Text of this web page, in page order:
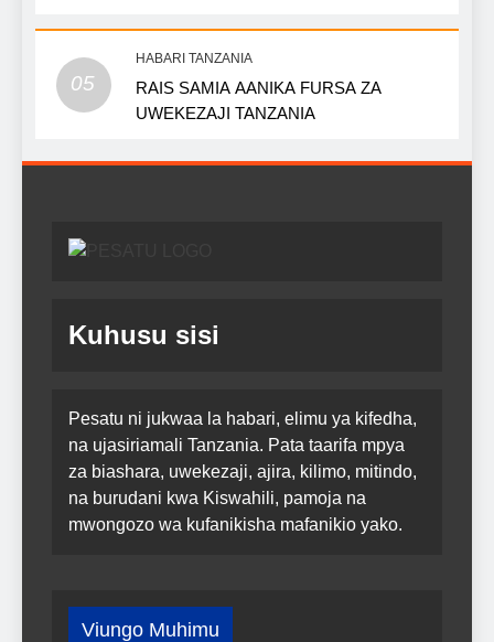
05
HABARI TANZANIA
RAIS SAMIA AANIKA FURSA ZA
UWEKEZAJI TANZANIA
Kuhusu sisi
Pesatu ni jukwaa la habari, elimu ya kifedha,
na ujasiriamali Tanzania. Pata taarifa mpya
za biashara, uwekezaji, ajira, kilimo, mitindo,
na burudani kwa Kiswahili, pamoja na
mwongozo wa kufanikisha mafanikio yako.
Viungo Muhimu